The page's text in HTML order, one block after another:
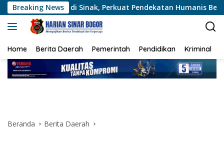
Langsung
ke
konten
Breaking News
Sinak, Perkuat Pendekatan Humanis Bersama Masyarakat
Home Berita Daerah Pemerintah Pendidikan Kriminal
Beranda Berita Daerah